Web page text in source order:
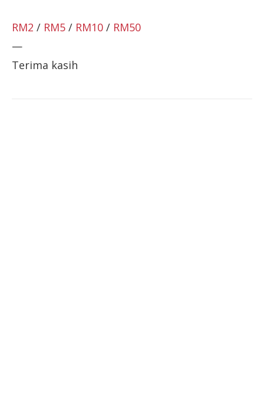
RM2 / RM5 / RM10 / RM50
—
Terima kasih